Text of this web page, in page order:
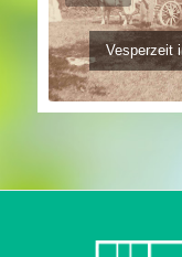
Vesperzeit